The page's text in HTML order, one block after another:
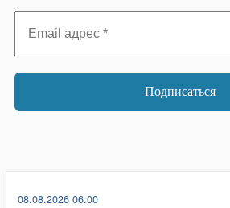
адрес
*
08.08.2026 06:00